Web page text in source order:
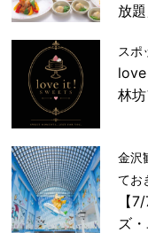
放
スポ
林
金沢
てお
【
ズ